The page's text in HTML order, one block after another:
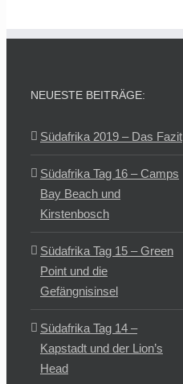
NEUESTE BEITRÄGE:
Südafrika 2019 – Das Fazit
Südafrika Tag 16 – Camps
Bay Beach und
Kirstenbosch
Südafrika Tag 15 – Green
Point und die
Gefängnisinsel
Südafrika Tag 14 –
Kapstadt und der Lion’s
Head